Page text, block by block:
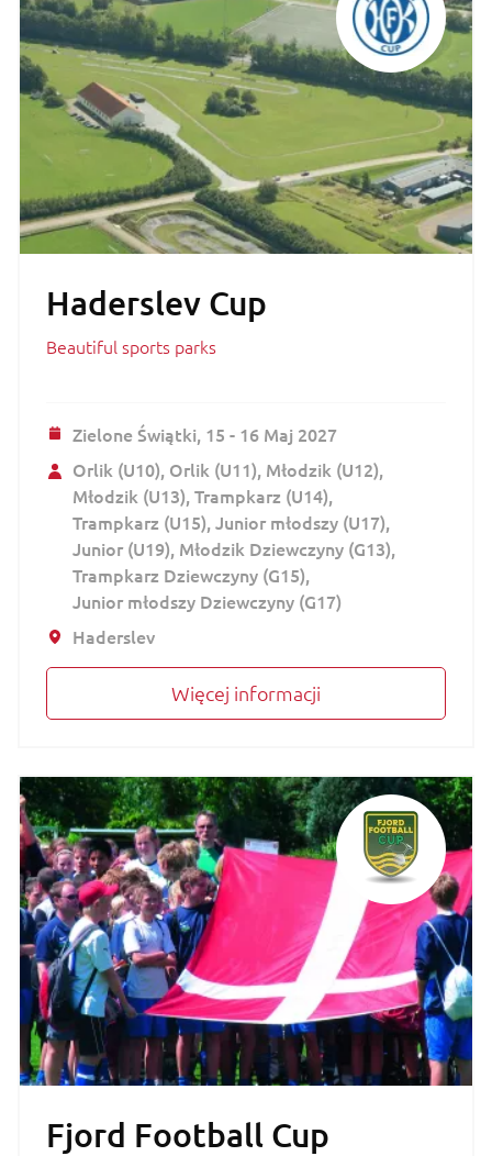
Haderslev Cup
Beautiful sports parks
Zielone Świątki, 15 - 16 Maj 2027
Orlik (U10) Orlik (U11) Młodzik (U12)
Młodzik (U13) Trampkarz (U14)
Trampkarz (U15) Junior młodszy (U17)
Junior (U19) Młodzik Dziewczyny (G13)
Trampkarz Dziewczyny (G15)
Junior młodszy Dziewczyny (G17)
Haderslev
Więcej informacji
Fjord Football Cup